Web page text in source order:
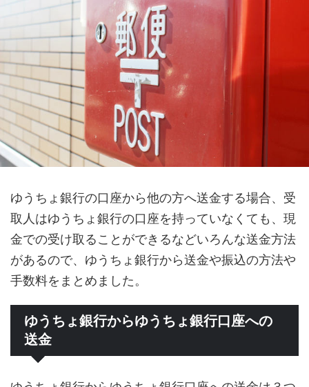
ゆうちょ銀行の口座から他の方へ送金する場合、受
取人はゆうちょ銀行の口座を持っていなくても、現
金での受け取ることができるなどいろんな送金方法
があるので、ゆうちょ銀行から送金や振込の方法や
手数料をまとめました。
ゆうちょ銀行からゆうちょ銀行口座への
送金